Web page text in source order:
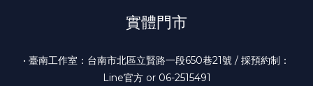
實體門市
• 臺南工作室：台南市北區立賢路一段650巷21號 / 採預約制：
Line官方 or 06-2515491